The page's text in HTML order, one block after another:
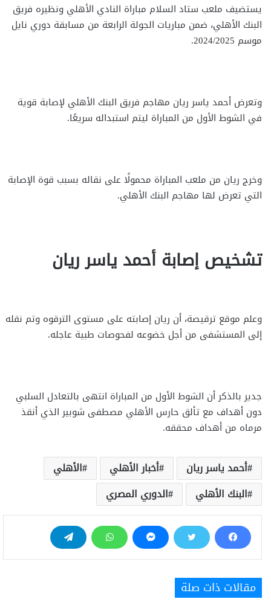
يستضيف ملعب ستاد السلام مباراة النادي الأهلي ونظيره فريق
البنك الأهلي، ضمن مباريات الجولة الرابعة من مسابقة دوري نايل
موسم 2024/2025.
وتعرض أحمد ياسر ريان مهاجم فريق البنك الأهلي لإصابة قوية
في الشوط الأول من المباراة ليتم استبداله سريعًا.
وخرج ريان من ملعب المباراة محمولًا على نقاله بسبب قوة الإصابة
التي تعرض لها مهاجم البنك الأهلي.
تشخيص إصابة أحمد ياسر ريان
وعلم موقع ترقيصة، أن ريان إصابته على مستوى الترقوه وتم نقله
إلى المستشفى من أجل خضوعه لفحوصات طبية عاجله.
جدير بالذكر أن الشوط الأول من المباراة انتهى بالتعادل السلبي
دون أهداف مع تألق حارس الأهلي مصطفى شوبير الذي أنقذ
مرماه من أهداف محققه.
أحمد ياسر ريان أخبار الأهلي
الأهلي
البنك الأهلي
الدوري المصري
مقالات ذات صلة